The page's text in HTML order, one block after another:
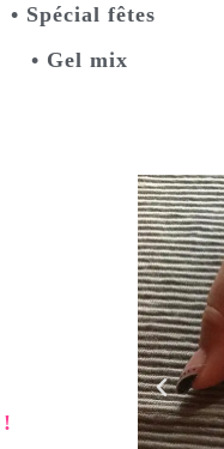
• Spécial fêtes
• Gel mix